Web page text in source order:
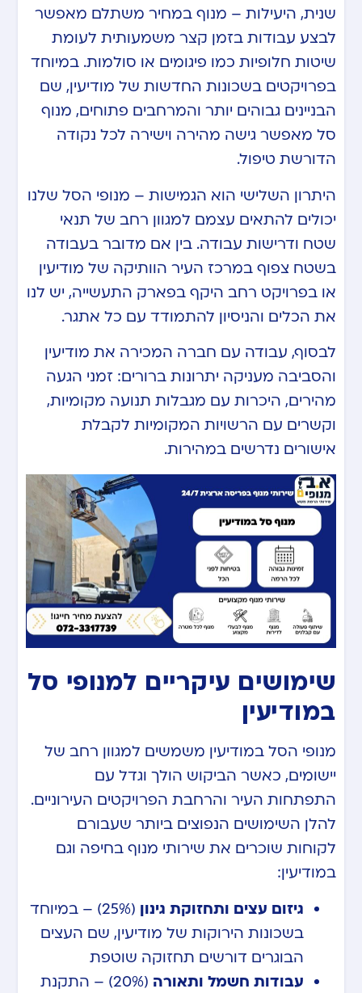
שנית, היעילות – מנוף במחיר משתלם מאפשר
לבצע עבודות בזמן קצר משמעותית לעומת
שיטות חלופיות כמו פיגומים או סולמות. במיוחד
בפרויקטים בשכונות החדשות של מודיעין, שם
הבניינים גבוהים יותר והמרחבים פתוחים, מנוף
סל מאפשר גישה מהירה וישירה לכל נקודה
הדורשת טיפול.
היתרון השלישי הוא הגמישות – מנופי הסל שלנו
יכולים להתאים עצמם למגוון רחב של תנאי
שטח ודרישות עבודה. בין אם מדובר בעבודה
בשטח צפוף במרכז העיר הוותיקה של מודיעין
או בפרויקט רחב היקף בפארק התעשייה, יש לנו
את הכלים והניסיון להתמודד עם כל אתגר.
לבסוף, עבודה עם חברה המכירה את מודיעין
והסביבה מעניקה יתרונות ברורים: זמני הגעה
מהירים, היכרות עם מגבלות תנועה מקומיות,
וקשרים עם הרשויות המקומיות לקבלת
אישורים נדרשים במהירות.
שימושים עיקריים למנופי סל
במודיעין
מנופי הסל במודיעין משמשים למגוון רחב של
יישומים, כאשר הביקוש הולך וגדל עם
התפתחות העיר והרחבת הפרויקטים העירוניים.
להלן השימושים הנפוצים ביותר שעבורם
לקוחות שוכרים את שירותי מנוף בחיפה וגם
במודיעין:
גיזום עצים ותחזוקת גינון
(25%) – במיוחד
בשכונות הירוקות של מודיעין, שם העצים
הבוגרים דורשים תחזוקה שוטפת
עבודות חשמל ותאורה
(20%) – התקנת